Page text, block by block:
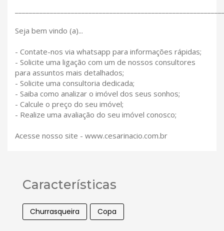
Seja bem vindo (a)...
- Contate-nos via whatsapp para informações rápidas;
- Solicite uma ligação com um de nossos consultores
para assuntos mais detalhados;
- Solicite uma consultoria dedicada;
- Saiba como analizar o imóvel dos seus sonhos;
- Calcule o preço do seu imóvel;
- Realize uma avaliação do seu imóvel conosco;
Acesse nosso site - www.cesarinacio.com.br
Características
Churrasqueira Copa